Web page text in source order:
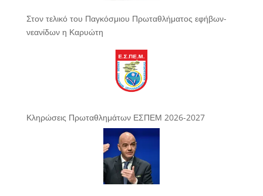
Στον τελικό του Παγκόσμιου Πρωταθλήματος εφήβων-
νεανίδων η Καρυώτη
Κληρώσεις Πρωταθλημάτων ΕΣΠΕΜ 2026-2027